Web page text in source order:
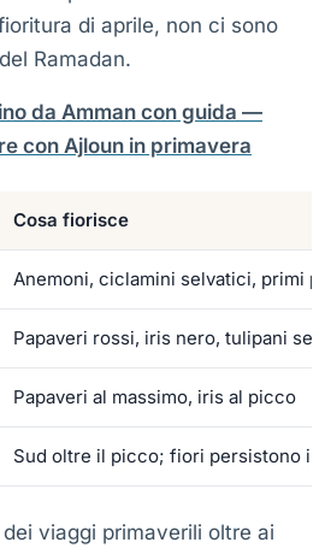
di aprile, non ci sono
Ramadan.
da Amman con guida —
con Ajloun in primavera
Cosa fiorisce
Anemoni, ciclamini selvatici, primi
Papaveri rossi, iris nero, tulipani
Papaveri al massimo, iris al picco
Sud oltre il picco; fiori persistono in
viaggi primaverili oltre ai